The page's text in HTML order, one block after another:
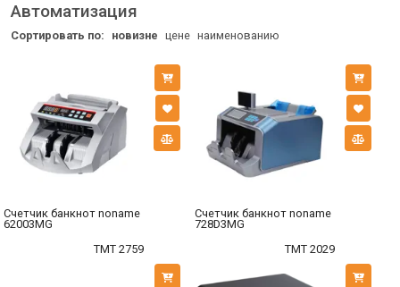
Автоматизация
Сортировать по: новизне цене наименованию
Счетчик банкнот noname
62003MG
TMT 2759
Счетчик банкнот noname
728D3MG
TMT 2029